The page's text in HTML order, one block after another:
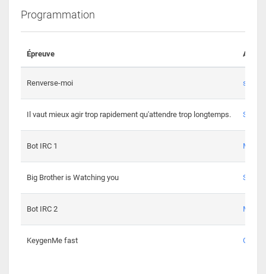
Programmation
Épreuve Auteur
Renverse-moi s3th
Il vaut mieux agir trop rapidement qu'attendre trop longtemps. Spl3en
Bot IRC 1
Big Brother is Watching you
Bot IRC 2
KeygenMe fast Ge0